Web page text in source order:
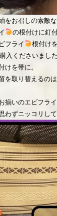
をお召しの素敵な
の根付けに釘
フライ
根付け
入くださいました
けを帯に。
を取り替えるの
揃いのエビフライ
わずニッコリし